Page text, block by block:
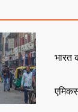
भारत